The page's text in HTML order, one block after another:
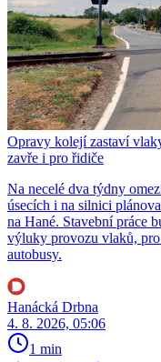
Opravy kolejí zastaví
zavře i pro řidiče
Na necelé dva týdny
úsecích i na silnici
na Hané. Stavební práce
výluky provozu vlaků,
autobusy.
Hanácká Drbna
4. 8. 2026, 05:06
1 min